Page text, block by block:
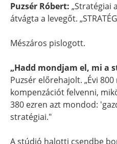
Puzsér Róbert: „Stratégiai
átvágta a levegőt.
Mészáros pislogott.
„Hadd mondjam el, mi a
Puzsér előrehajolt. „Évi
kompenzációt felvenni,
380 ezren azt mondod:
stratégiai."
A stúdió halotti csendbe